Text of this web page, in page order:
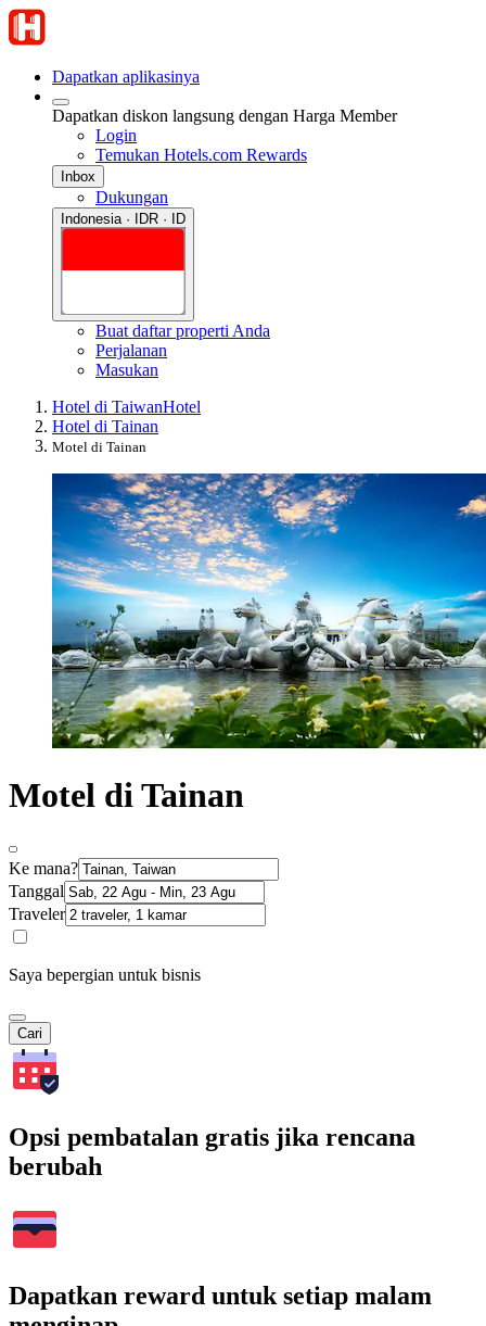
Dapatkan aplikasinya
Dapatkan diskon langsung dengan Harga Member
Login
Temukan Hotels.com Rewards
Inbox
Dukungan
Indonesia · IDR · ID
Buat daftar properti Anda
Perjalanan
Masukan
Hotel di TaiwanHotel
Hotel di Tainan
Motel di Tainan
Motel di Tainan
Ke mana?
Tanggal
Traveler
Saya bepergian untuk bisnis
Cari
Opsi pembatalan gratis jika rencana
berubah
Dapatkan reward untuk setiap malam